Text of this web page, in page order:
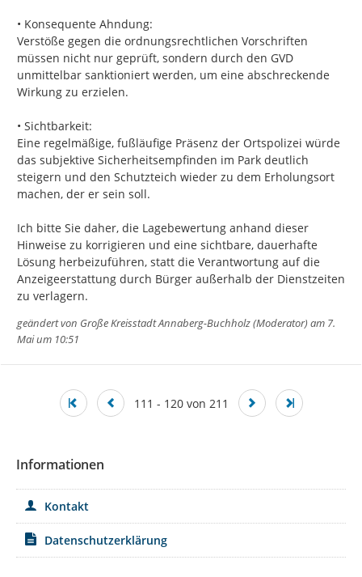
• Konsequente Ahndung:
Verstöße gegen die ordnungsrechtlichen Vorschriften
müssen nicht nur geprüft, sondern durch den GVD
unmittelbar sanktioniert werden, um eine abschreckende
Wirkung zu erzielen.
• Sichtbarkeit:
Eine regelmäßige, fußläufige Präsenz der Ortspolizei würde
das subjektive Sicherheitsempfinden im Park deutlich
steigern und den Schutzteich wieder zu dem Erholungsort
machen, der er sein soll.
Ich bitte Sie daher, die Lagebewertung anhand dieser
Hinweise zu korrigieren und eine sichtbare, dauerhafte
Lösung herbeizuführen, statt die Verantwortung auf die
Anzeigeerstattung durch Bürger außerhalb der Dienstzeiten
zu verlagern.
geändert von Große Kreisstadt Annaberg-Buchholz (Moderator)am 7.
Mai um 10:51
111 - 120 von 211
Informationen
Kontakt
Datenschutzerklärung